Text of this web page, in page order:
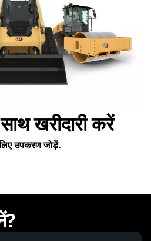
खरीदारी करें
उपकरण जोड़ें.